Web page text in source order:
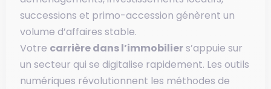
successions et primo-accession génèrent un
volume d’affaires stable.
Votre carrière dans l’immobiliers’appuie sur
un secteur qui se digitalise rapidement. Les outils
numériques révolutionnent les méthodes de